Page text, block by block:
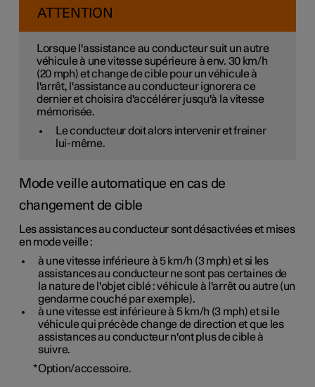
ATTENTION
Lorsque l'assistance au conducteur suit un autre
véhicule à une vitessesupérieureàenv. 30 km/h
(20 mph) et change de cible pour un véhicule à
l'arrêt, l'assistance au conducteurignorerace
dernier et choisira d'accélérer jusqu'à la vitesse
mémorisée.
Le conducteur doit alors intervenir et freiner
lui-même.
Mode veille automatique en cas de
changement de cible
Les assistances au conducteur sont désactivées et mises
en mode veille :
à une vitesse inférieure à 5 km/h (3 mph) et si les
assistances au conducteur ne sont pas certaines de
la nature de l'objet ciblé : véhicule à l'arrêt ou autre (un
gendarme couché par exemple).
à une vitesse est inférieure à 5 km/h (3 mph) et si le
véhicule qui précède change de direction et que les
assistances au conducteur n'ont plus de cible à
suivre.
*Option/accessoire.